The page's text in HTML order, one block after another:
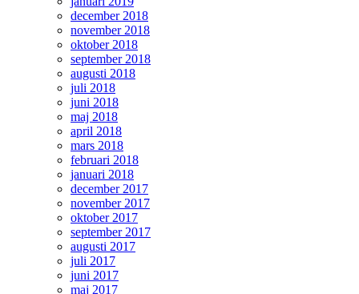
december 2018
november 2018
oktober 2018
september 2018
augusti 2018
juli 2018
juni 2018
maj 2018
april 2018
mars 2018
februari 2018
januari 2018
december 2017
november 2017
oktober 2017
september 2017
augusti 2017
juli 2017
juni 2017
maj 2017